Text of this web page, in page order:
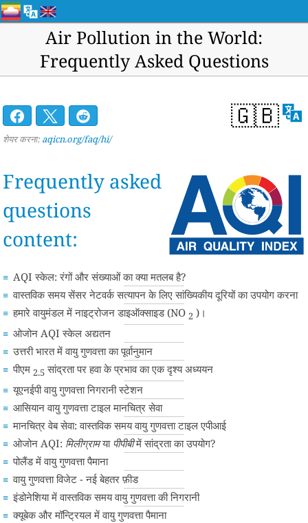
Air Pollution in the World:
Frequently Asked Questions
🇬🇧
शेयर करना: aqicn.org/faq/hi/
Frequently asked
questions
content:
AQI स्केल: रंगों और संख्याओं का क्या मतलब है?
वास्तविक समय सेंसर नेटवर्क सत्यापन के लिए सांख्यिकीय दूरियों का उपयोग करना
हमारे वायुमंडल में नाइट्रोजन डाइऑक्साइड (NO 2 )।
ओजोन AQI स्केल अद्यतन
उत्तरी भारत में वायु गुणवत्ता का पूर्वानुमान
पीएम 2.5सांद्रता पर हवा के प्रभाव का एक दृश्य अध्ययन
यूएनईपी वायु गुणवत्ता निगरानी स्टेशन
आसियान वायु गुणवत्ता टाइल मानचित्र सेवा
मानचित्र वेब सेवा: वास्तविक समय वायु गुणवत्ता टाइल एपीआई
ओजोन AQI: मिलीग्रामया पीपीबीमें सांद्रता का उपयोग?
पोलैंड में वायु गुणवत्ता पैमाना
वायु गुणवत्ता विजेट - नई बेहतर फ़ीड
इंडोनेशिया में वास्तविक समय वायु गुणवत्ता की निगरानी
क्यूबेक और मॉन्ट्रियल में वायु गुणवत्ता पैमाना